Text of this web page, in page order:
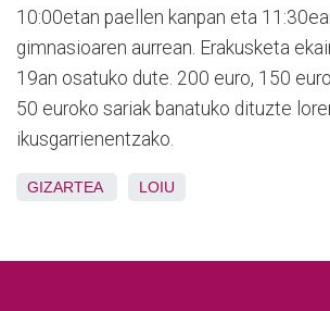
10:00etan paellen kanpan eta
gimnasioaren aurrean. Erakusketa
19an osatuko dute. 200 euro, 150
50 euroko sariak banatuko dituzte
ikusgarrienentzako.
GIZARTEA LOIU